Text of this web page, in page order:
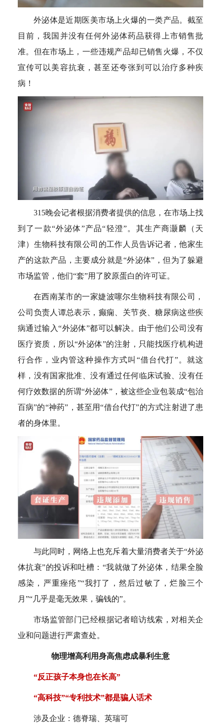
外泌体是近期医美市场上火爆的一类产品。截至
目前，我国并没有任何外泌体药品获得上市销售批
准。但在市场上，一些违规产品却已销售火爆，不仅
宣传可以美容抗衰，甚至还夸张到可以治疗多种疾
病！
315晚会记者根据消费者提供的信息，在市场上找
到了一款“外泌体”产品“轻澄”。其生产商灏麟（天
津）生物科技有限公司的工作人员告诉记者，他家生
产的这款产品，主要成分就是“外泌体”，但为了躲避
市场监管，他们“套”用了胶原蛋白的许可证。
在西南某市的一家婕波噻尔生物科技有限公司，
公司负责人谭总表示，癫痫、关节炎、糖尿病这些疾
病通过输入“外泌体”都可以解决。由于他们公司没有
医疗资质，所以“外泌体”的注射，只能找医疗机构进
行合作，业内管这种操作方式叫“借台代打”。就这
样，没有国家批准、没有通过任何临床试验、没有任
何疗效数据的所谓“外泌体”，被这些企业包装成“包治
百病”的“神药”，甚至用“借台代打”的方式注射进了患
者的身体里。
与此同时，网络上也充斥着大量消费者关于“外泌
体抗衰”的投诉和吐槽：“我就做了外泌体，结果全脸
感染，严重痤疮”“我打了，然后过敏了，烂脸三个
月”“几乎是毫无效果，骗钱的”。
市场监管部门已经根据记者暗访线索，对相关企
业和问题进行严肃查处。
物理增高利用身高焦虑成暴利生意
“反正孩子本身也在长高”
“高科技”“专利技术”都是骗人话术
涉及企业：德脊瑞、英瑞可